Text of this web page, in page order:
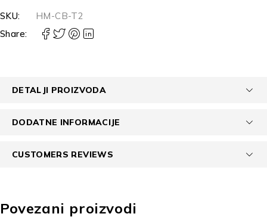
SKU:
HM-CB-T2
Share:
DETALJI PROIZVODA
DODATNE INFORMACIJE
CUSTOMERS REVIEWS
Povezani proizvodi